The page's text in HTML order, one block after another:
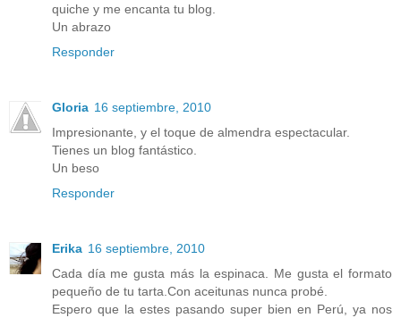
quiche y me encanta tu blog.
Un abrazo
Responder
Gloria 16 septiembre, 2010
Impresionante, y el toque de almendra espectacular.
Tienes un blog fantástico.
Un beso
Responder
Erika 16 septiembre, 2010
Cada día me gusta más la espinaca. Me gusta el formato
pequeño de tu tarta.Con aceitunas nunca probé.
Espero que la estes pasando super bien en Perú, ya nos